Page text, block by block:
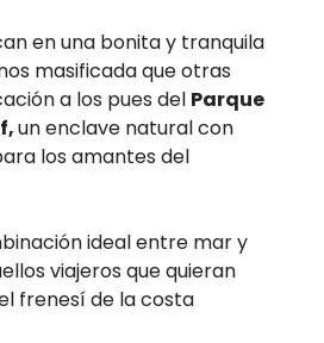
en una bonita y tranquila
masificada que otras
a los pues del Parque
un enclave natural con
los amantes del
ideal entre mar y
viajeros que quieran
frenesí de la costa